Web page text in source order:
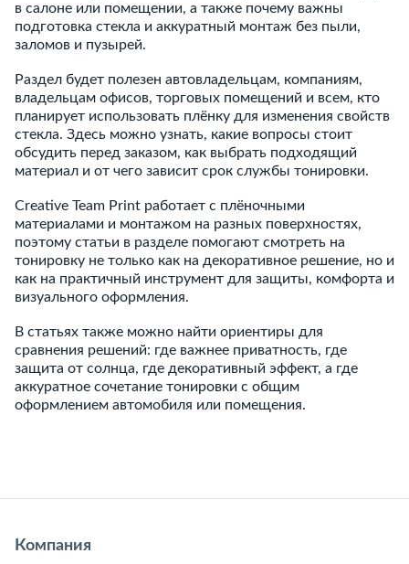
в салоне или помещении, а также почему важны
подготовка стекла и аккуратный монтаж без пыли,
заломов и пузырей.
Раздел будет полезен автовладельцам, компаниям,
владельцам офисов, торговых помещений и всем, кто
планирует использовать плёнку для изменения свойств
стекла. Здесь можно узнать, какие вопросы стоит
обсудить перед заказом, как выбрать подходящий
материал и от чего зависит срок службы тонировки.
Creative Team Print работает с плёночными
материалами и монтажом на разных поверхностях,
поэтому статьи в разделе помогают смотреть на
тонировку не только как на декоративное решение, но и
как на практичный инструмент для защиты, комфорта и
визуального оформления.
В статьях также можно найти ориентиры для
сравнения решений: где важнее приватность, где
защита от солнца, где декоративный эффект, а где
аккуратное сочетание тонировки с общим
оформлением автомобиля или помещения.
Компания